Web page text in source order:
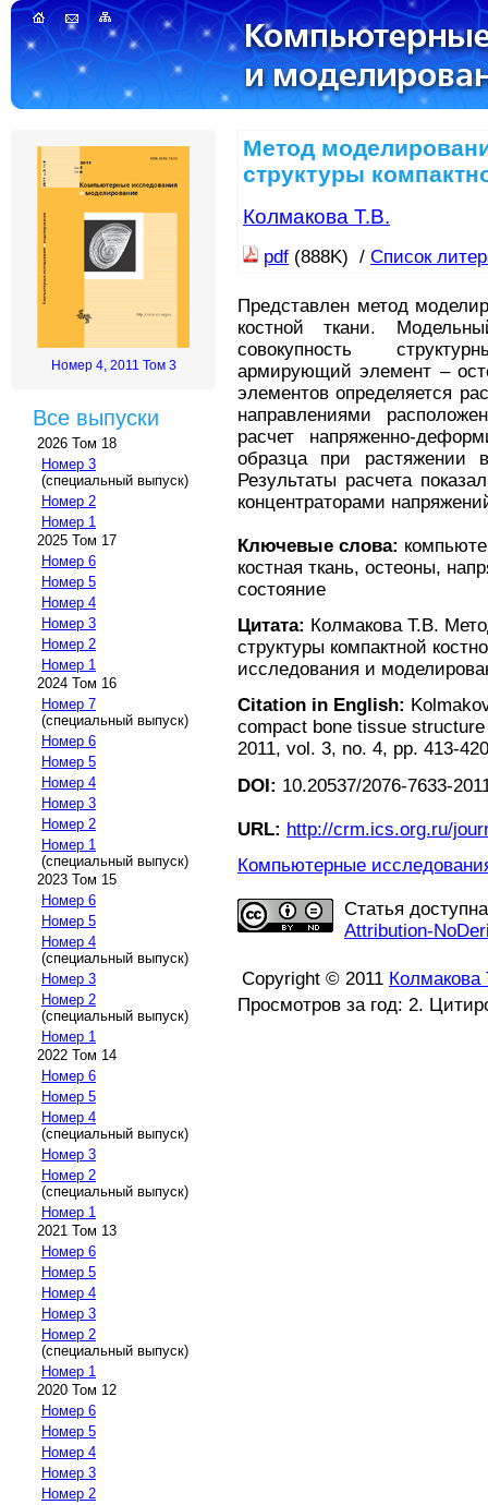
Номер 4, 2011 Том 3
Все выпуски
2026 Том 18
Номер 3
(специальный выпуск)
Номер 2
Номер 1
2025 Том 17
Номер 6
Номер 5
Номер 4
Номер 3
Номер 2
Номер 1
2024 Том 16
Номер 7
(специальный выпуск)
Номер 6
Номер 5
Номер 4
Номер 3
Номер 2
Номер 1
(специальный выпуск)
2023 Том 15
Номер 6
Номер 5
Номер 4
(специальный выпуск)
Номер 3
Номер 2
(специальный выпуск)
Номер 1
2022 Том 14
Номер 6
Номер 5
Номер 4
(специальный выпуск)
Номер 3
Номер 2
(специальный выпуск)
Номер 1
2021 Том 13
Номер 6
Номер 5
Номер 4
Номер 3
Номер 2
(специальный выпуск)
Номер 1
2020 Том 12
Номер 6
Номер 5
Номер 4
Номер 3
Номер 2
Метод
структуры
Колмакова Т.В.
pdf (888K) / Список
Представлен метод
костной ткани.
совокупность
армирующий элемент –
элементов определяется
направлениями
расчет напряженно-
образца при растяжении
Результаты расчета
концентраторами
Ключевые слова:
костная ткань, остеоны,
состояние
Цитата: Колмакова Т.В.
структуры компактной
исследования и
Citation in English:
compact bone tissue
2011, vol. 3, no. 4, pp. 413-420
DOI: 10.20537/2076-7633-
URL: http://crm.ics.org.ru/
Компьютерные
Статья
Attribution-
Copyright © 2011 Колмакова
Просмотров за год: 2.